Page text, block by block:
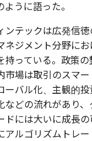
うに語った。
ンテックは広発信徳
ネジメント分野にお
持っている。政策の
市場は取引のスマー
ーバル化、主観的投
などの流れがあり、
ドには大いに成長の
アルゴリズムトレー